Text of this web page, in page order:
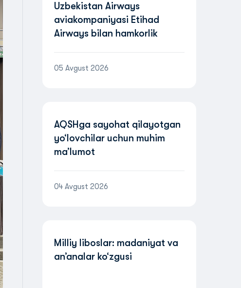
Uzbekistan Airways
aviakompaniyasi Etihad
Airways bilan hamkorlik
05 Avgust 2026
AQSHga sayohat qilayotgan
yo‘lovchilar uchun muhim
ma’lumot
04 Avgust 2026
Milliy liboslar: madaniyat va
an’analar ko‘zgusi